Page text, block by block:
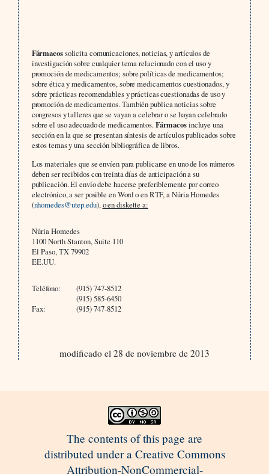
Fármacossolicita comunicaciones, noticias, y artículos de
investigación sobre cualquier tema relacionado con el uso y
promoción de medicamentos; sobre políticas de medicamentos;
sobre ética y medicamentos, sobre medicamentos cuestionados, y
sobre prácticas recomendables y prácticas cuestionadas de uso y
promoción de medicamentos. También publica noticias sobre
congresos y talleres que se vayan a celebrar o se hayan celebrado
sobre el uso adecuado de medicamentos.Fármacosincluye una
sección en la que se presentan síntesis de artículos publicados sobre
estos temas y una sección bibliográfica de libros.
Los materiales que se envíen para publicarse en uno de los números
deben ser recibidos con treinta días de anticipación a su
publicación. El envío debe hacerse preferiblemente por correo
electrónico, a ser posible en Word o en RTF, a Núria Homedes
(nhomedes@utep.edu),o en diskette a:
Núria Homedes
1100 North Stanton, Suite 110
El Paso, TX 79902
EE.UU.
Teléfono:
Fax:
(915) 747-8512
(915) 585-6450
(915) 747-8512
modificado el 28 de noviembre de 2013
The contents of this page are
distributed under a Creative Commons
Attribution-NonCommercial-